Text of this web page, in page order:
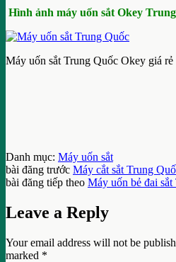
Hình ảnh máy uốn sắt Okey
Máy uốn sắt Trung Quốc Okey giá rẻ
Danh mục: Máy uốn sắt
bài đăng trước Máy cắt sắt Trung
bài đăng tiếp theo Máy uốn bẻ đai
Leave a Reply
Your email address will not be
marked *